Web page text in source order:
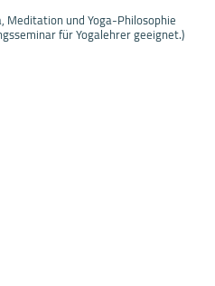
Meditation und Yoga-Philosophie
für Yogalehrer geeignet.)